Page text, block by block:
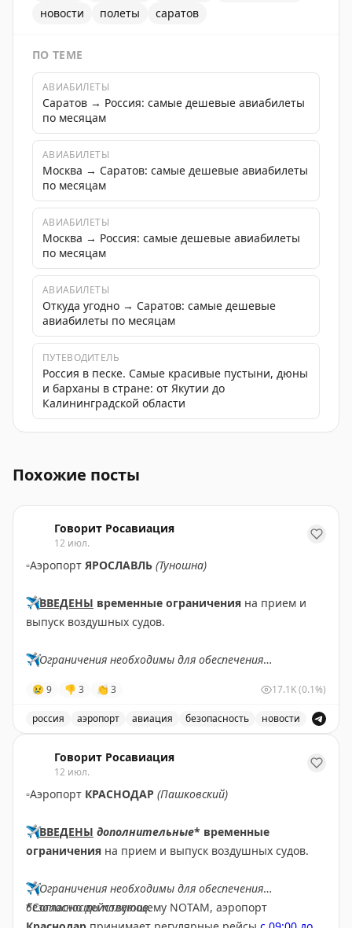
новости
полеты саратов
ПО ТЕМЕ
АВИАБИЛЕТЫ
Саратов → Россия: самые дешевые авиабилеты
по месяцам
АВИАБИЛЕТЫ
Москва → Саратов: самые дешевые авиабилеты
по месяцам
АВИАБИЛЕТЫ
Москва → Россия: самые дешевые авиабилеты
по месяцам
АВИАБИЛЕТЫ
Откуда угодно → Саратов: самые дешевые
авиабилеты по месяцам
ПУТЕВОДИТЕЛЬ
Россия в песке. Самые красивые пустыни, дюны
и барханы в стране: от Якутии до
Калининградской области
Похожие посты
Говорит Росавиация
12 июл.
▫️Аэропорт ЯРОСЛАВЛЬ (Туношна)
✈️ВВЕДЕНЫ временные ограничения на прием и
выпуск воздушных судов.
✈️Ограничения необходимы для обеспечения
✈️ Говорит Росавиация|МАХ
😢 9 👎 3 👏 3 17.1K(0.1%)
россия аэропорт авиация безопасность новости
Говорит Росавиация
12 июл.
▫️Аэропорт КРАСНОДАР (Пашковский)
✈️ВВЕДЕНЫ дополнительные* временные
ограничения на прием и выпуск воздушных судов.
✈️Ограничения необходимы для обеспечения
безопасности полетов.
*Согласно действующему NOTAM, аэропорт